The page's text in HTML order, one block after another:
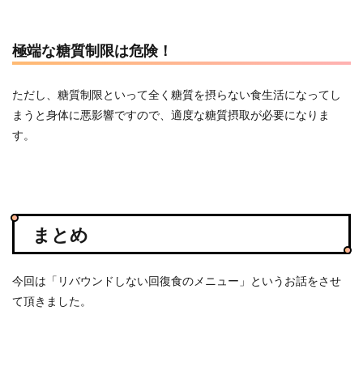
極端な糖質制限は危険！
ただし、糖質制限といって全く糖質を摂らない食生活になってし
まうと身体に悪影響ですので、適度な糖質摂取が必要になりま
す。
まとめ
今回は「リバウンドしない回復食のメニュー」というお話をさせ
て頂きました。